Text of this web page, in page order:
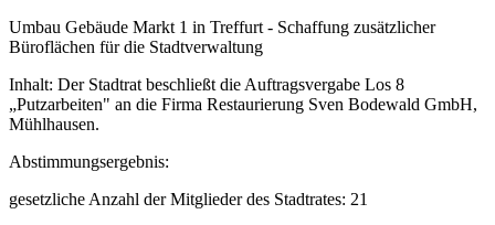
Umbau Gebäude Markt 1 in Treffurt - Schaffung zusätzlicher
Büroflächen für die Stadtverwaltung
Inhalt: Der Stadtrat beschließt die Auftragsvergabe Los 8
„Putzarbeiten" an die Firma Restaurierung Sven Bodewald GmbH,
Mühlhausen.
Abstimmungsergebnis:
gesetzliche Anzahl der Mitglieder des Stadtrates: 21